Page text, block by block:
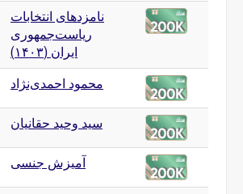
نامزدهای انتخابات
ریاست‌جمهوری
ایران (۱۴۰۳)
محمود احمدی‌نژاد
سید وحید حقانیان
آمیزش جنسی